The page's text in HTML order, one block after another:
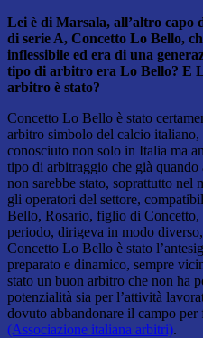
Lei è di Marsala, all’altro capo
di serie A, Concetto Lo Bello,
inflessibile ed era di una
tipo di arbitro era Lo Bello? E
arbitro è stato?
Concetto Lo Bello è stato
arbitro simbolo del calcio
conosciuto non solo in Italia ma
tipo di arbitraggio che già
non sarebbe stato, soprattutto
gli operatori del settore,
Bello, Rosario, figlio di Concetto,
periodo, dirigeva in modo
Concetto Lo Bello è stato
preparato e dinamico, sempre
stato un buon arbitro che non ha
potenzialità sia per l’attività
dovuto abbandonare il campo per
(Associazione italiana arbitri).